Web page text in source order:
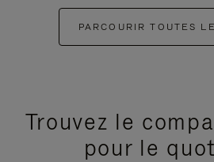
PARCOURIR TOUTES
Trouvez le
pour le